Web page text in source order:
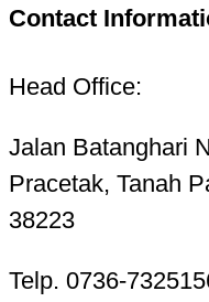
Contact
Head Office:
Jalan Batanghari
Pracetak, Tanah
38223
Telp. 0736-